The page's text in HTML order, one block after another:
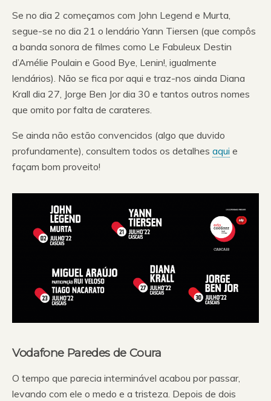
Se no dia 2 começamos com John Legend e Murta,
segue-se no dia 21 o lendário Yann Tiersen (que compôs
a banda sonora de filmes como Le Fabuleux Destin
d’Amélie Poulain e Good Bye, Lenin!, igualmente
lendários). Não se fica por aqui e traz-nos ainda Diana
Krall dia 27, Jorge Ben Jor dia 30 e tantos outros nomes
que omito por falta de carateres.
Se ainda não estão convencidos (algo que duvido
profundamente), consultem todos os detalhes aqui e
façam bom proveito!
Vodafone Paredes de Coura
O tempo que parecia interminável acabou por passar,
levando com ele o medo e a tristeza. Depois de dois